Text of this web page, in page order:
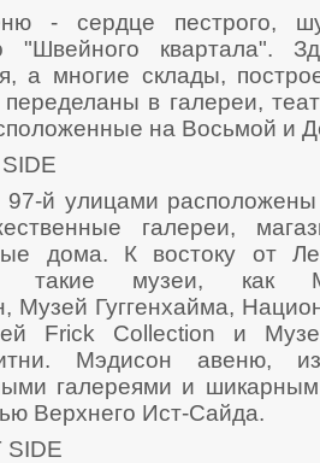
- сердце пестрого,
"Швейного квартала".
а многие склады,
переделаны в галереи,
на Восьмой и
й улицами
галереи,
дома. К востоку от
такие музеи, как
Музей Гуггенхайма,
Frick Collection и
Мэдисон авеню,
галереями и
Верхнего Ист-Сайда.
SIDE